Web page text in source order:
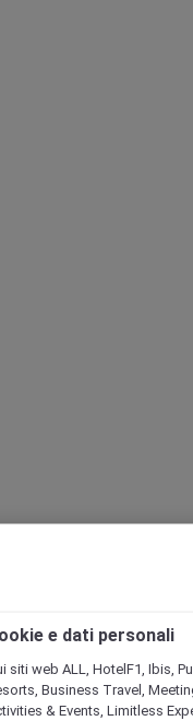
e dati personali
siti web ALL, HotelF1, Ibis,
Business Travel,
& Events, Limitless